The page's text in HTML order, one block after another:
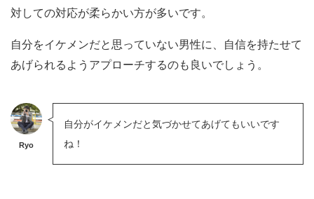
対しての対応が柔らかい方が多いです。
自分をイケメンだと思っていない男性に、自信を持たせて
あげられるようアプローチするのも良いでしょう。
Ryo
自分がイケメンだと気づかせてあげてもいいです
ね！